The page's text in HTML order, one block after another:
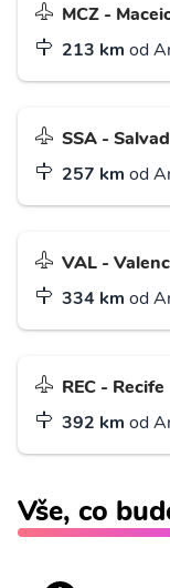
MCZ -
213 km od
SSA -
257 km od
VAL -
334 km od
REC - Recife
392 km od
Vše, co